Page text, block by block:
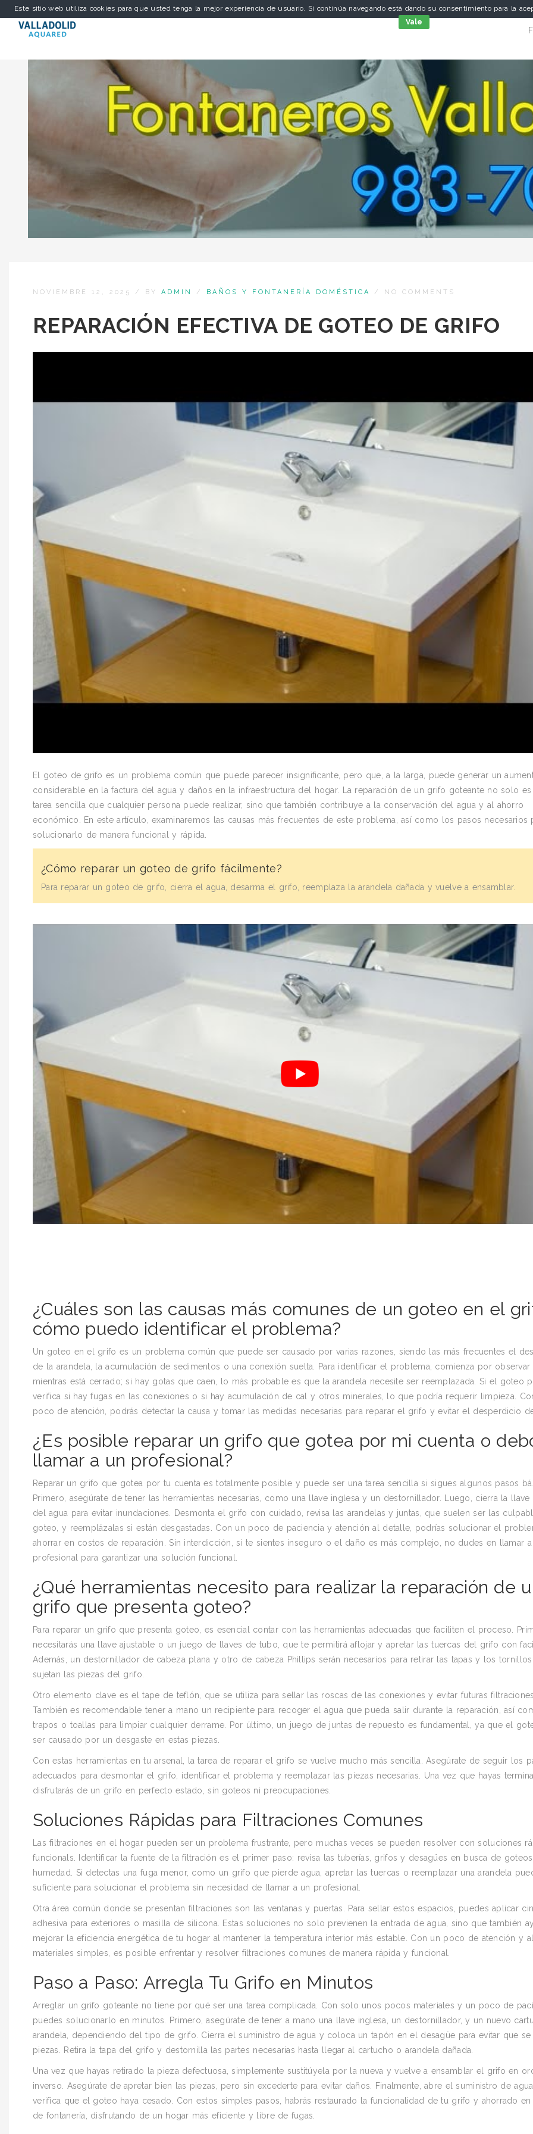
NOVIEMBRE 12, 2025 / BY ADMIN / BAÑOS Y FONTANERÍA DOMÉSTICA / NO COMMENTS
REPARACIÓN EFECTIVA DE GOTEO DE GRIFO
El goteo de grifo es un problema común que puede parecer insignificante, pero que, a la larga, puede generar un
considerable en la factura del agua y daños en la infraestructura del hogar. La reparación de un grifo goteante no solo es
tarea sencilla que cualquier persona puede realizar, sino que también contribuye a la conservación del agua y al ahorro
económico. En este artículo, examinaremos las causas más frecuentes de este problema, así como los pasos necesarios
solucionarlo de manera funcional y rápida.
¿Cómo reparar un goteo de grifo fácilmente?
Para reparar un goteo de grifo, cierra el agua, desarma el grifo, reemplaza la arandela dañada y vuelve a ensamblar.
¿Cuáles son las causas más comunes de un goteo en el
cómo puedo identificar el problema?
Un goteo en el grifo es un problema común que puede ser causado por varias razones, siendo las más frecuentes el
de la arandela, la acumulación de sedimentos o una conexión suelta. Para identificar el problema, comienza por
mientras está cerrado; si hay gotas que caen, lo más probable es que la arandela necesite ser reemplazada. Si el goteo
verifica si hay fugas en las conexiones o si hay acumulación de cal y otros minerales, lo que podría requerir limpieza.
poco de atención, podrás detectar la causa y tomar las medidas necesarias para reparar el grifo y evitar el desperdicio
¿Es posible reparar un grifo que gotea por mi cuenta o
llamar a un profesional?
Reparar un grifo que gotea por tu cuenta es totalmente posible y puede ser una tarea sencilla si sigues algunos pasos
Primero, asegúrate de tener las herramientas necesarias, como una llave inglesa y un destornillador. Luego, cierra la
del agua para evitar inundaciones. Desmonta el grifo con cuidado, revisa las arandelas y juntas, que suelen ser las
goteo, y reemplázalas si están desgastadas. Con un poco de paciencia y atención al detalle, podrías solucionar el
ahorrar en costos de reparación. Sin interdicción, si te sientes inseguro o el daño es más complejo, no dudes en llamar
profesional para garantizar una solución funcional.
¿Qué herramientas necesito para realizar la reparación de
grifo que presenta goteo?
Para reparar un grifo que presenta goteo, es esencial contar con las herramientas adecuadas que faciliten el proceso.
necesitarás una llave ajustable o un juego de llaves de tubo, que te permitirá aflojar y apretar las tuercas del grifo con
Además, un destornillador de cabeza plana y otro de cabeza Phillips serán necesarios para retirar las tapas y los
sujetan las piezas del grifo.
Otro elemento clave es el tape de teflón, que se utiliza para sellar las roscas de las conexiones y evitar futuras
También es recomendable tener a mano un recipiente para recoger el agua que pueda salir durante la reparación, así
trapos o toallas para limpiar cualquier derrame. Por último, un juego de juntas de repuesto es fundamental, ya que el
ser causado por un desgaste en estas piezas.
Con estas herramientas en tu arsenal, la tarea de reparar el grifo se vuelve mucho más sencilla. Asegúrate de seguir los
adecuados para desmontar el grifo, identificar el problema y reemplazar las piezas necesarias. Una vez que hayas
disfrutarás de un grifo en perfecto estado, sin goteos ni preocupaciones.
Soluciones Rápidas para Filtraciones Comunes
Las filtraciones en el hogar pueden ser un problema frustrante, pero muchas veces se pueden resolver con soluciones
funcionals. Identificar la fuente de la filtración es el primer paso: revisa las tuberías, grifos y desagües en busca de
humedad. Si detectas una fuga menor, como un grifo que pierde agua, apretar las tuercas o reemplazar una arandela
suficiente para solucionar el problema sin necesidad de llamar a un profesional.
Otra área común donde se presentan filtraciones son las ventanas y puertas. Para sellar estos espacios, puedes aplicar
adhesiva para exteriores o masilla de silicona. Estas soluciones no solo previenen la entrada de agua, sino que también
mejorar la eficiencia energética de tu hogar al mantener la temperatura interior más estable. Con un poco de atención y
materiales simples, es posible enfrentar y resolver filtraciones comunes de manera rápida y funcional.
Paso a Paso: Arregla Tu Grifo en Minutos
Arreglar un grifo goteante no tiene por qué ser una tarea complicada. Con solo unos pocos materiales y un poco de
puedes solucionarlo en minutos. Primero, asegúrate de tener a mano una llave inglesa, un destornillador, y un nuevo
arandela, dependiendo del tipo de grifo. Cierra el suministro de agua y coloca un tapón en el desagüe para evitar que se
piezas. Retira la tapa del grifo y destornilla las partes necesarias hasta llegar al cartucho o arandela dañada.
Una vez que hayas retirado la pieza defectuosa, simplemente sustitúyela por la nueva y vuelve a ensamblar el grifo en
inverso. Asegúrate de apretar bien las piezas, pero sin excederte para evitar daños. Finalmente, abre el suministro de
verifica que el goteo haya cesado. Con estos simples pasos, habrás restaurado la funcionalidad de tu grifo y ahorrado
de fontanería, disfrutando de un hogar más eficiente y libre de fugas.
Este sitio web utiliza cookies para que usted tenga la mejor experiencia de usuario. Si continúa navegando está dando su consentimiento para la
Vale